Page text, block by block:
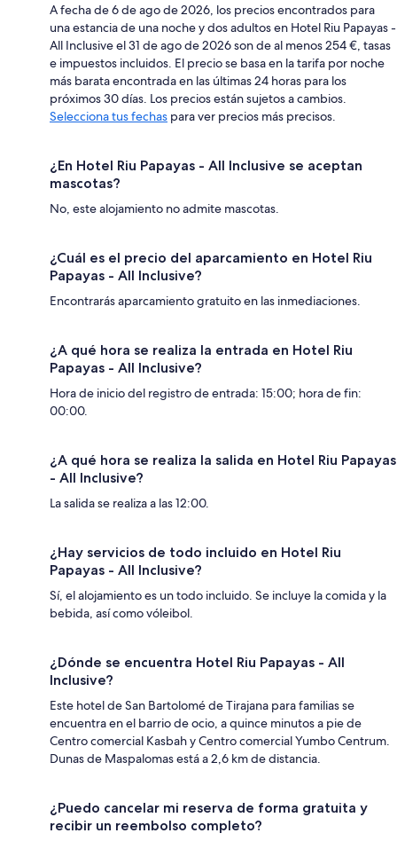
A fecha de 6 de ago de 2026, los precios encontrados para
una estancia de una noche y dos adultos en Hotel Riu Papayas -
All Inclusive el 31 de ago de 2026 son de al menos 254 €, tasas
e impuestos incluidos. El precio se basa en la tarifa por noche
más barata encontrada en las últimas 24 horas para los
próximos 30 días. Los precios están sujetos a cambios.
Selecciona tus fechas para ver precios más precisos.
¿En Hotel Riu Papayas - All Inclusive se aceptan
mascotas?
No, este alojamiento no admite mascotas.
¿Cuál es el precio del aparcamiento en Hotel Riu
Papayas - All Inclusive?
Encontrarás aparcamiento gratuito en las inmediaciones.
¿A qué hora se realiza la entrada en Hotel Riu
Papayas - All Inclusive?
Hora de inicio del registro de entrada: 15:00; hora de fin:
00:00.
¿A qué hora se realiza la salida en Hotel Riu Papayas
- All Inclusive?
La salida se realiza a las 12:00.
¿Hay servicios de todo incluido en Hotel Riu
Papayas - All Inclusive?
Sí, el alojamiento es un todo incluido. Se incluye la comida y la
bebida, así como vóleibol.
¿Dónde se encuentra Hotel Riu Papayas - All
Inclusive?
Este hotel de San Bartolomé de Tirajana para familias se
encuentra en el barrio de ocio, a quince minutos a pie de
Centro comercial Kasbah y Centro comercial Yumbo Centrum.
Dunas de Maspalomas está a 2,6 km de distancia.
¿Puedo cancelar mi reserva de forma gratuita y
recibir un reembolso completo?